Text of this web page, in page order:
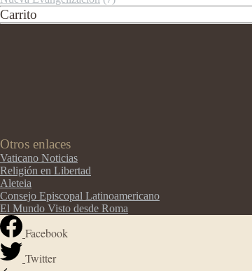
Carrito
Otros enlaces
Vaticano Noticias
Religión en Libertad
Aleteia
Consejo Episcopal Latinoamericano
El Mundo Visto desde Roma
Facebook
Twitter